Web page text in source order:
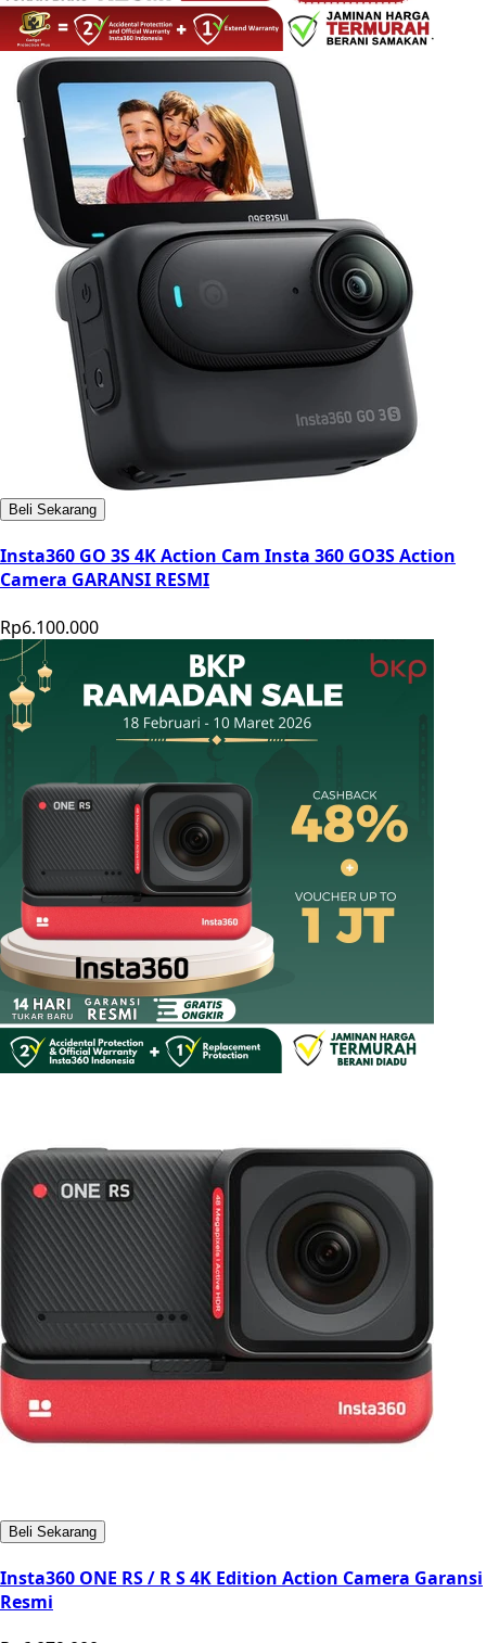
Beli Sekarang
Insta360 GO 3S 4K Action Cam Insta 360 GO3S Action
Camera GARANSI RESMI
Rp6.100.000
Beli Sekarang
Insta360 ONE RS / R S 4K Edition Action Camera Garansi
Resmi